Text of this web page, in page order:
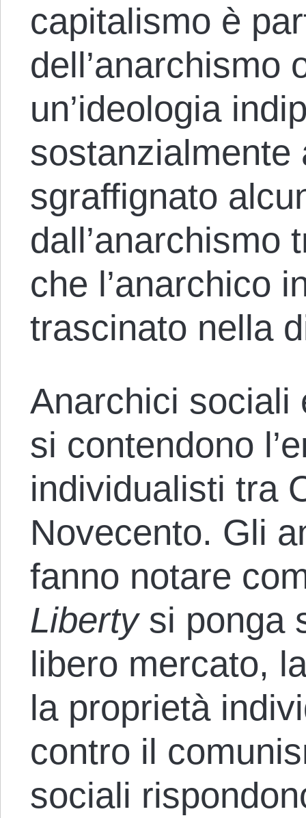
capitalismo è
dell’anarchismo
un’ideologia
sostanzialmente
sgraffignato
dall’anarchismo
che l’anarchico
trascinato nella
Anarchici sociali
si contendono
individualisti tra
Novecento. Gli
fanno notare
Libertysi ponga
libero mercato,
la proprietà
contro il
sociali